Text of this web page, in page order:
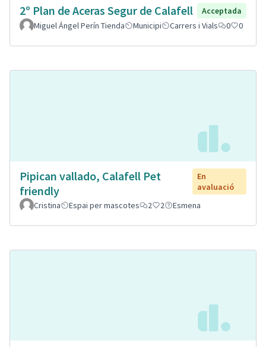
2º Plan de Aceras Segur de Calafell
Acceptada
Miguel Ángel Perín Tienda
Municipi Carrers i Vials 0 0
Pipican vallado, Calafell Pet
friendly
En
avaluació
Cristina
Espai per mascotes 2 2 Esmena